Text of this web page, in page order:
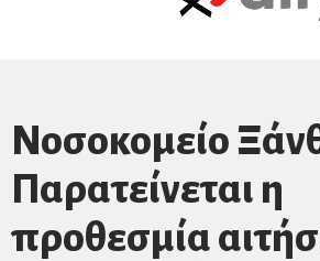
Νοσοκομείο
Παρατείνεται η
προθεσμία